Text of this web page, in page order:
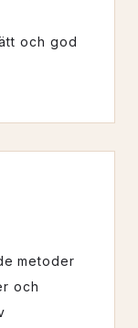
och god
metoder
och